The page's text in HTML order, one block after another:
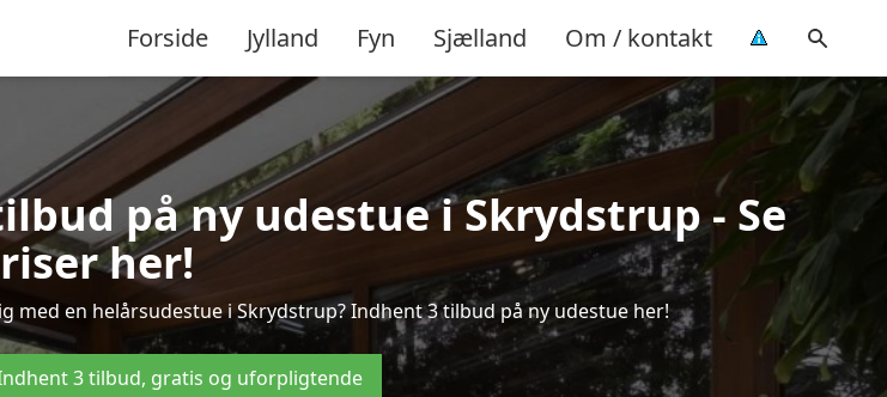
Forside Jylland Fyn Sjælland Om / kontakt
på ny udestue i Skrydstrup - Se
her!
en helårsudestue i Skrydstrup? Indhent 3 tilbud på ny udestue her!
3 tilbud, gratis og uforpligtende